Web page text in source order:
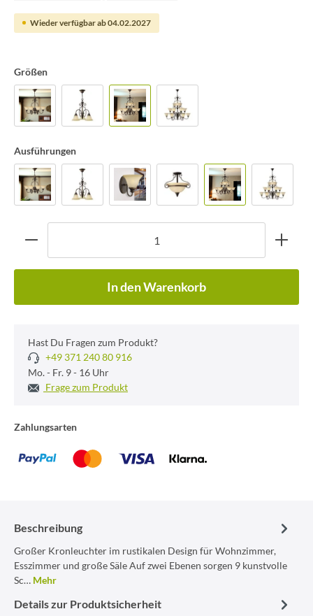
Wieder verfügbar ab 04.02.2027
Größen
Ausführungen
In den Warenkorb
Hast Du Fragen zum Produkt?
+49 371 240 80 916
Mo. - Fr. 9 - 16 Uhr
Frage zum Produkt
Zahlungsarten
Beschreibung
Großer Kronleuchter im rustikalen Design für Wohnzimmer,
Esszimmer und große Säle Auf zwei Ebenen sorgen 9 kunstvolle
Sc… Mehr
Details zur Produktsicherheit